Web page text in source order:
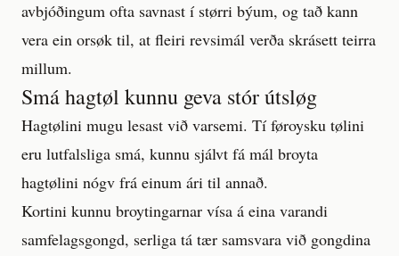
avbjóðingum ofta savnast í størri býum, og tað kann
vera ein orsøk til, at fleiri revsimál verða skrásett teirra
millum.
Smá hagtøl kunnu geva stór útsløg
Hagtølini mugu lesast við varsemi. Tí føroysku tølini
eru lutfalsliga smá, kunnu sjálvt fá mál broyta
hagtølini nógv frá einum ári til annað.
Kortini kunnu broytingarnar vísa á eina varandi
samfelagsgongd, serliga tá tær samsvara við gongdina